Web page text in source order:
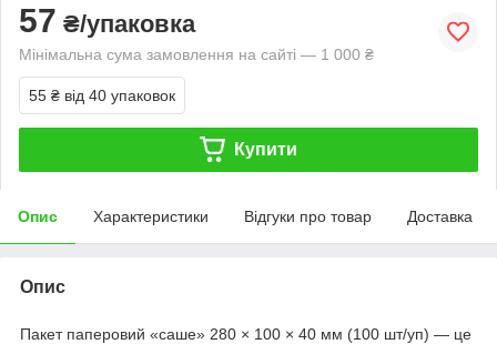
57 ₴/упаковка
Мінімальна сума замовлення на сайті — 1 000 ₴
55 ₴ від 40 упаковок
Купити
Опис Характеристики Відгуки про товар Доставка
Опис
Пакет паперовий «саше» 280 × 100 × 40 мм (100 шт/уп) — це